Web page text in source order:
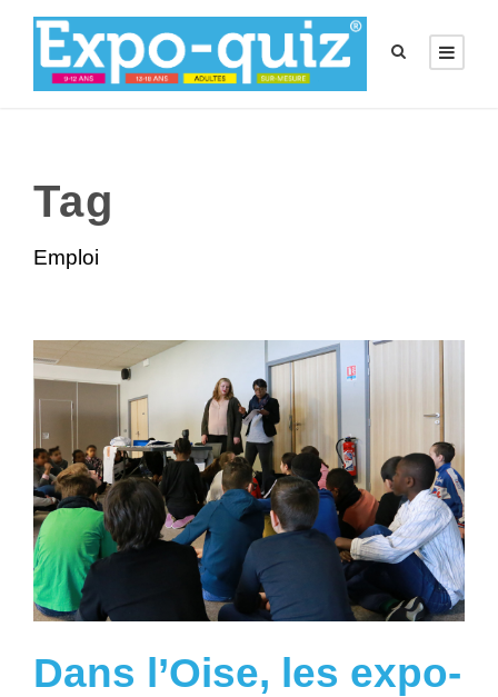
Tag
Emploi
Dans l’Oise, les expo-